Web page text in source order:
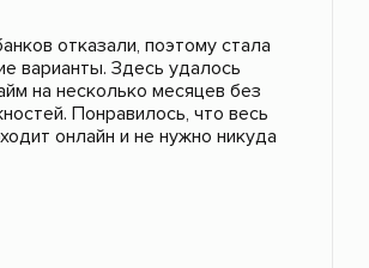
отказали, поэтому стала
варианты. Здесь удалось
на несколько месяцев без
Понравилось, что весь
онлайн и не нужно никуда